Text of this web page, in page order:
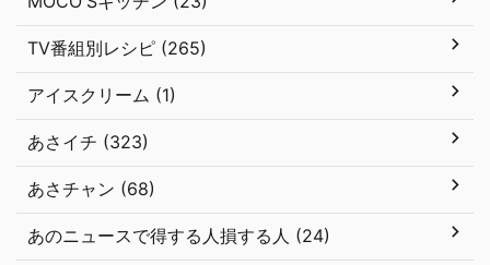
TV番組別レシピ (265)
アイスクリーム (1)
あさイチ (323)
あさチャン (68)
あのニュースで得する人損する人 (24)